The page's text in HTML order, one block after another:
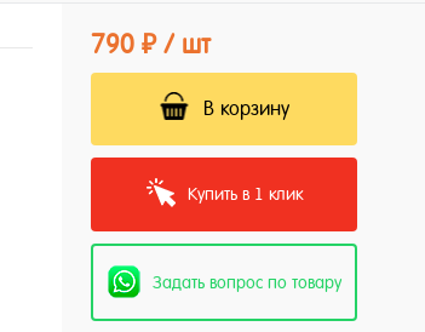
790 ₽ / шт
В корзину
Купить в 1 клик
Задать вопрос по товару